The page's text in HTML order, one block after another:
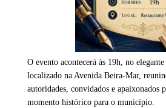
O evento acontecerá às 19h, no
localizado na Avenida Beira-Mar,
autoridades, convidados e apaixonados
momento histórico para o município.